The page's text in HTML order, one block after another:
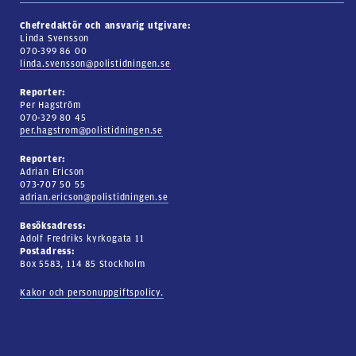
Chefredaktör och ansvarig utgivare:
Linda Svensson
070-399 86 00
linda.svensson@polistidningen.se
Reporter:
Per Hagström
070-329 80 45
per.hagstrom@polistidningen.se
Reporter:
Adrian Ericson
073-707 50 55
adrian.ericson@polistidningen.se
Besöksadress:
Adolf Fredriks kyrkogata 11
Postadress:
Box 5583, 114 85 Stockholm
Kakor och personuppgiftspolicy.